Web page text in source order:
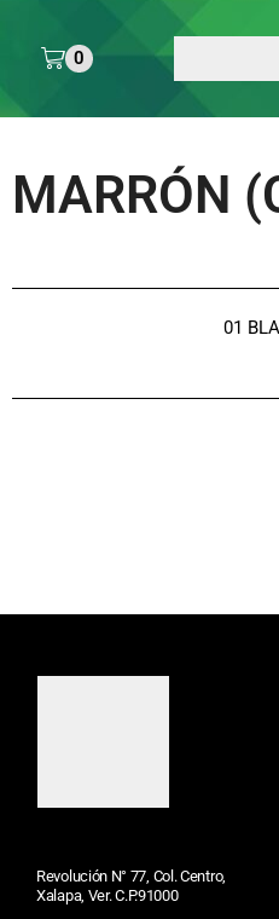
0
MARRÓN
01
Revolución N° 77, Col. Centro,
Xalapa, Ver. C.P.91000